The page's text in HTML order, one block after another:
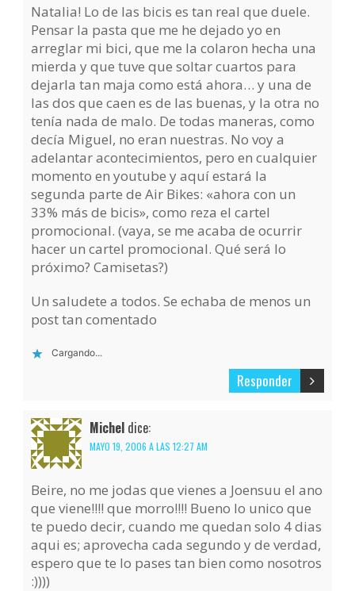
Natalia! Lo de las bicis es tan real que duele.
Pensar la pasta que me he dejado yo en
arreglar mi bici, que me la colaron hecha una
mierda y que tuve que soltar cuartos para
dejarla tan maja como está ahora… y una de
las dos que caen es de las buenas, y la otra no
tenía nada de malo. De todas maneras, como
decía Miguel, no eran nuestras. No voy a
adelantar acontecimientos, pero en cualquier
momento en youtube y aquí estará la
segunda parte de Air Bikes: «ahora con un
33% más de bicis», como reza el cartel
promocional. (vaya, se me acaba de ocurrir
hacer un cartel promocional. Qué será lo
próximo? Camisetas?)
Un saludete a todos. Se echaba de menos un
post tan comentado
Cargando...
Responder
Michel dice:
MAYO 19, 2006 A LAS 12:27 AM
Beire, no me jodas que vienes a Joensuu el ano
que viene!!!! que morro!!!! Bueno lo unico que
te puedo decir, cuando me quedan solo 4 dias
aqui es; aprovecha cada segundo y de verdad,
espero que te lo pases tan bien como nosotros
:))))